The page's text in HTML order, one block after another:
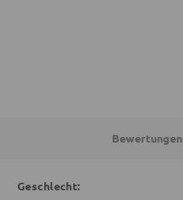
Bewertungen
Geschlecht: